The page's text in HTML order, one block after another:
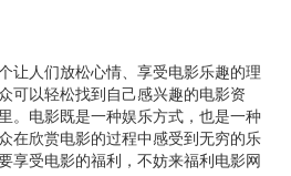
让人们放松心情、享受电影乐趣的理
可以轻松找到自己感兴趣的电影资
。电影既是一种娱乐方式，也是一种
在欣赏电影的过程中感受到无穷的乐
享受电影的福利，不妨来福利电影网